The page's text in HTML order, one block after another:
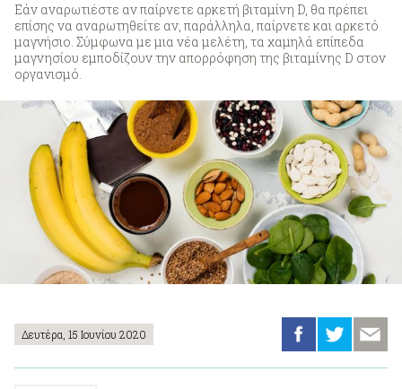
Εάν αναρωτιέστε αν παίρνετε αρκετή βιταμίνη D, θα πρέπει
επίσης να αναρωτηθείτε αν, παράλληλα, παίρνετε και αρκετό
μαγνήσιο. Σύμφωνα με μια νέα μελέτη, τα χαμηλά επίπεδα
μαγνησίου εμποδίζουν την απορρόφηση της βιταμίνης D στον
οργανισμό.
Δευτέρα, 15 Ιουνίου 2020